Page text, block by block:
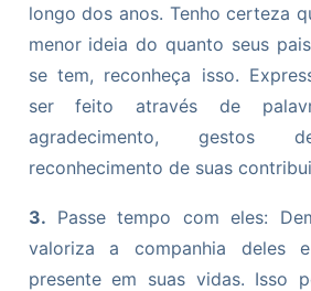
longo dos anos. Tenho certeza
menor ideia do quanto seus
se tem, reconheça isso.
ser feito através de
agradecimento,
reconhecimento de suas
3. Passe tempo com eles:
valoriza a companhia deles
presente em suas vidas. Isso